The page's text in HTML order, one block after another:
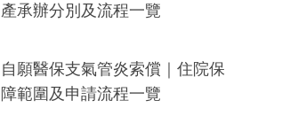
產承辦分別及流程一覽
自願醫保支氣管炎索償｜住院保
障範圍及申請流程一覽